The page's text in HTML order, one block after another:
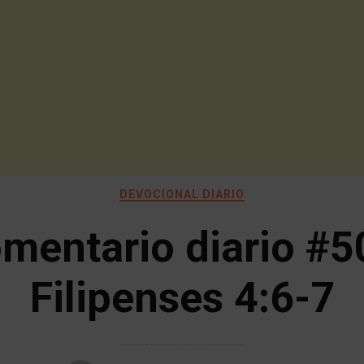
DEVOCIONAL DIARIO
diario
Filipenses 4:6-7